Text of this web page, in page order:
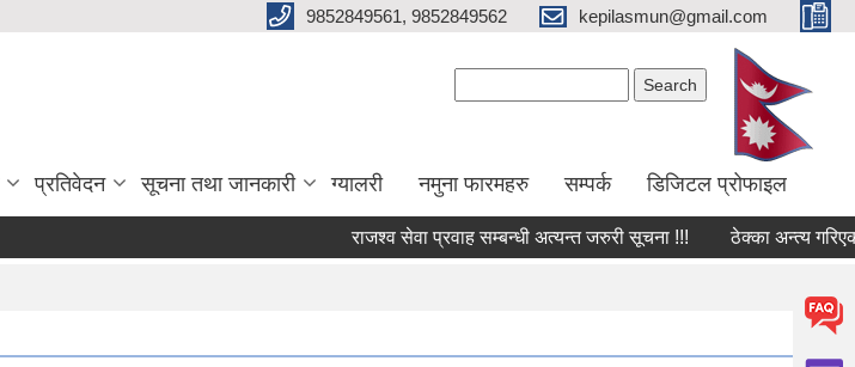
9852849561, 9852849562 kepilasmun@gmail.com
प्रतिवेदन सूचना तथा जानकारी ग्यालरी नमुना फारमहरु सम्पर्क डिजिटल प्रोफाइल
राजश्व सेवा प्रवाह सम्बन्धी अत्यन्त जरुरी सूचना !!! ठेक्का अन्त्य गरिएको